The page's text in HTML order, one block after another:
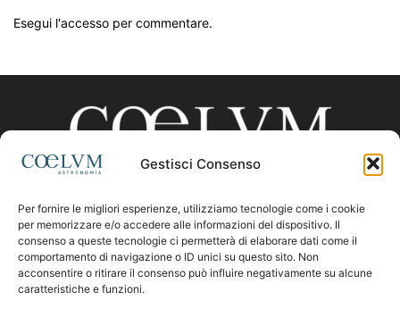
Gestisci Consenso
Per fornire le migliori esperienze, utilizziamo tecnologie come i cookie
per memorizzare e/o accedere alle informazioni del dispositivo. Il
consenso a queste tecnologie ci permetterà di elaborare dati come il
comportamento di navigazione o ID unici su questo sito. Non
acconsentire o ritirare il consenso può influire negativamente su alcune
caratteristiche e funzioni.
Esegui l'accesso per commentare.
CHI SIAMO
Contattaci:coelumastro@coelum.com